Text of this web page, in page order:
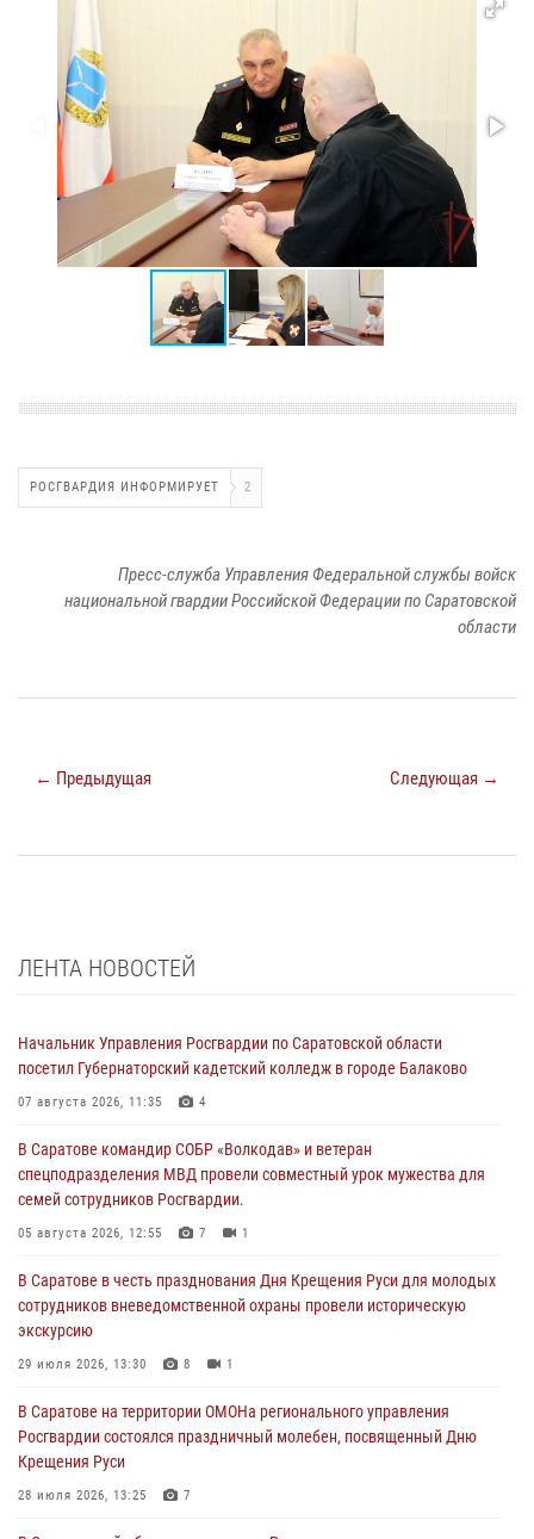
РОСГВАРДИЯ ИНФОРМИРУЕТ 2
Пресс-служба Управления Федеральной службы войск
национальной гвардии Российской Федерации по Саратовской
области
← Предыдущая Следующая →
ЛЕНТА НОВОСТЕЙ
Начальник Управления Росгвардии по Саратовской области
посетил Губернаторский кадетский колледж в городе Балаково
07 августа 2026, 11:35 4
В Саратове командир СОБР «Волкодав» и ветеран
спецподразделения МВД провели совместный урок мужества для
семей сотрудников Росгвардии.
05 августа 2026, 12:55 7 1
В Саратове в честь празднования Дня Крещения Руси для молодых
сотрудников вневедомственной охраны провели историческую
экскурсию
29 июля 2026, 13:30 8 1
В Саратове на территории ОМОНа регионального управления
Росгвардии состоялся праздничный молебен, посвященный Дню
Крещения Руси
28 июля 2026, 13:25 7